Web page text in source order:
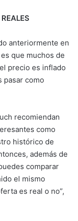
anteriormente en
que muchos de
precio es inflado
pasar como
recomiendan
como
histórico de
además de
comparar
el mismo
es real o no”,